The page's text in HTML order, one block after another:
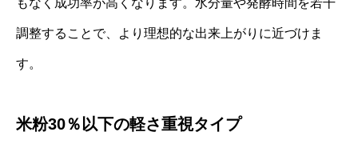
調整することで、より理想的な出来上がりに近づけま
す。
米粉30％以下の軽さ重視タイプ